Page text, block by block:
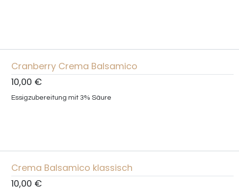
Cranberry Crema Balsamico
10,00 €
Essigzubereitung mit 3% Säure
Crema Balsamico klassisch
10,00 €